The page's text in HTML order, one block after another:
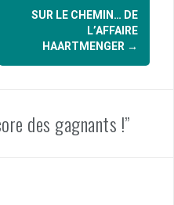
SUR LE CHEMIN… DE
L’AFFAIRE
HAARTMENGER →
des gagnants !”